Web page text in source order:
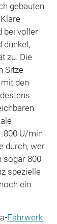
gebauten
bei voller
dunkel,
zu. Die
Sitze
den
U/min
durch, wer
sogar 800
spezielle
ein
Fahrwerk